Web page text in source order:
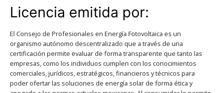
Licencia emitida por:
El Consejo de Profesionales en Energía Fotovoltaica es un
organismo autónomo descentralizado que a través de una
certificación permite evaluar de forma transparente que tanto las
empresas, como los individuos cumplen con los conocimientos
comerciales, jurídicos, estratégicos, financieros y técnicos para
poder ofertar las soluciones de energía solar de forma ética y